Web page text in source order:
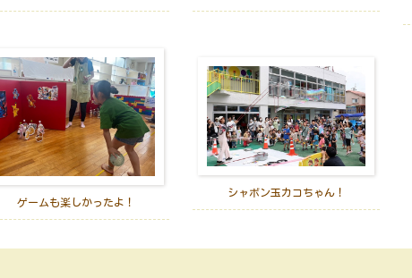
ゲームも楽しかったよ！
シャボン玉カコちゃん！